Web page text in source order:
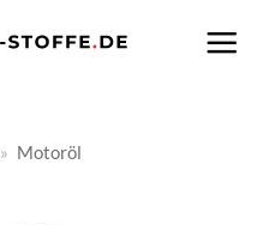
» Motoröl